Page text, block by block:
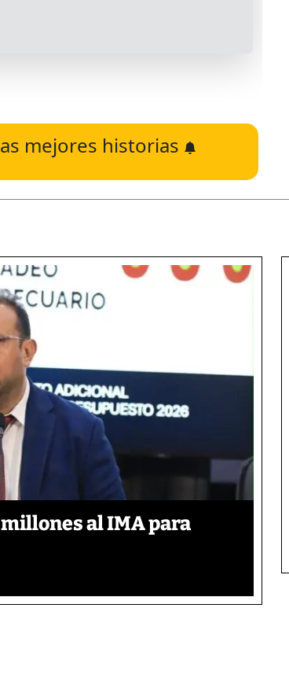
mejores historias
al IMA para